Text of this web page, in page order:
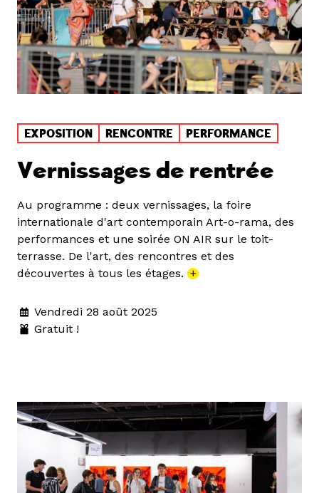
EXPOSITION RENCONTRE PERFORMANCE
Vernissages de rentrée
Au programme : deux vernissages, la foire
internationale d'art contemporain Art-o-rama, des
performances et une soirée ON AIR sur le toit-
terrasse. De l'art, des rencontres et des
découvertes à tous les étages. +
Vendredi 28 août 2025
Gratuit !